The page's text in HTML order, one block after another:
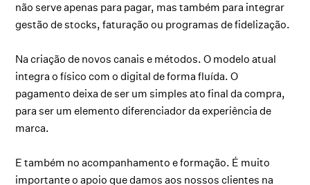
não serve apenas para pagar, mas também para integrar
gestão de stocks, faturação ou programas de fidelização.
Na criação de novos canais e métodos. O modelo atual
integra o físico com o digital de forma fluída. O
pagamento deixa de ser um simples ato final da compra,
para ser um elemento diferenciador da experiência de
marca.
E também no acompanhamento e formação. É muito
importante o apoio que damos aos nossos clientes na